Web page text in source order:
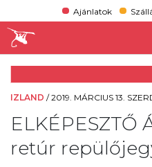
Ajánlatok
IZLAND /2019. MÁRCIUS 13.
ELKÉPESZTŐ
retúr